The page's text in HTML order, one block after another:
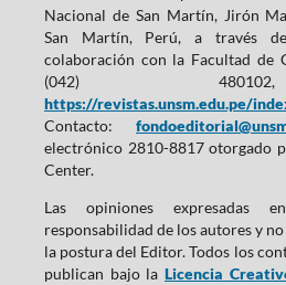
Nacional de San Martín, Jirón
San Martín, Perú, a través
colaboración con la Facultad de
(042)
https://revistas.unsm.edu.pe/
Contacto:
electrónico 2810-8817 otorgado
Center.
Las opiniones expresadas
responsabilidad de los autores y
la postura del Editor. Todos los
publican bajo la Licencia